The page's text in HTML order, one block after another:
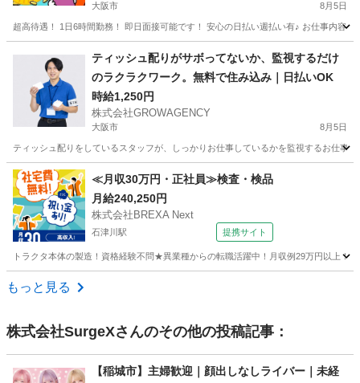
大阪市 8月5日
超高待遇！ 1日6時間勤務！ 即日面接可能です！ 安心の日払い週払い有♪ お仕事内容
時給
ティッシュ配りがサボってないか、監視するだけ
のラクラクワーク。無料で住み込み｜日払いOK
時給1,250円
株式会社GROWAGENCY
大阪市 8月5日
ティッシュ配りをしているスタッフが、しっかりお仕事しているかを監視するお仕事
大阪 大阪市 その他 ティッシュ
≪月収30万円・正社員≫検査・検品
月給240,250円
株式会社BREXA Next
石津川駅 提携サイト
トラクタ本体の製造！資格経験不問★異業種からの転職活躍中！月収例29万円以上
大阪 堺市
もっと見る
株式会社SurgeXさんのその他の投稿記事：
【稲城市】主婦歓迎｜顔出しなしライバー｜未経